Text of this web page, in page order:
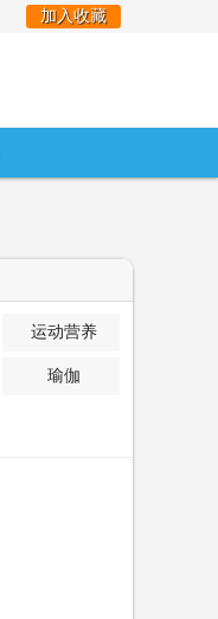
加入收藏
运动营养
瑜伽